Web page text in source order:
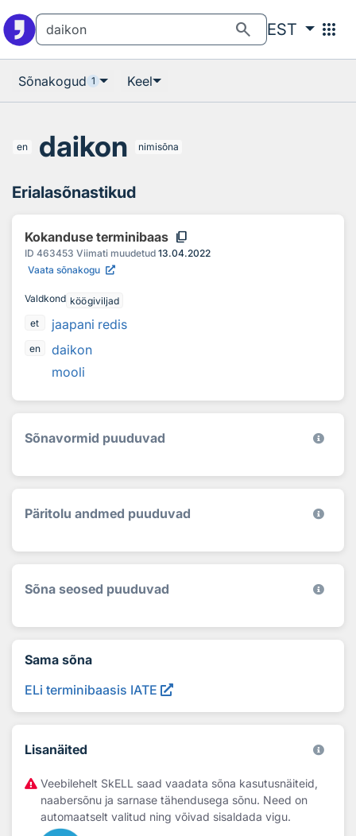
search EST apps
Sõnakogud 1 Keel
en daikon nimisõna
Erialasõnastikud
Kokanduse terminibaas content_copy
ID 463453 Viimati muudetud 13.04.2022
Vaata sõnakogu
Valdkond köögiviljad
et
jaapani redis
en
daikon
mooli
Sõnavormid puuduvad
Päritolu andmed puuduvad
Sõna seosed puuduvad
Sama sõna
ELi terminibaasis IATE
Lisanäited
Veebilehelt SkELL saad vaadata sõna kasutusnäiteid,
naabersõnu ja sarnase tähendusega sõnu. Need on
automaatselt valitud ning võivad sisaldada vigu.